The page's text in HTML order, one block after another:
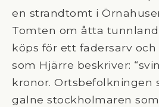
en strandtomt i
Tomten om åtta
köps för ett fadersarv
som Hjärre beskriver:
kronor. Ortsbefolkningen
galne stockholmaren